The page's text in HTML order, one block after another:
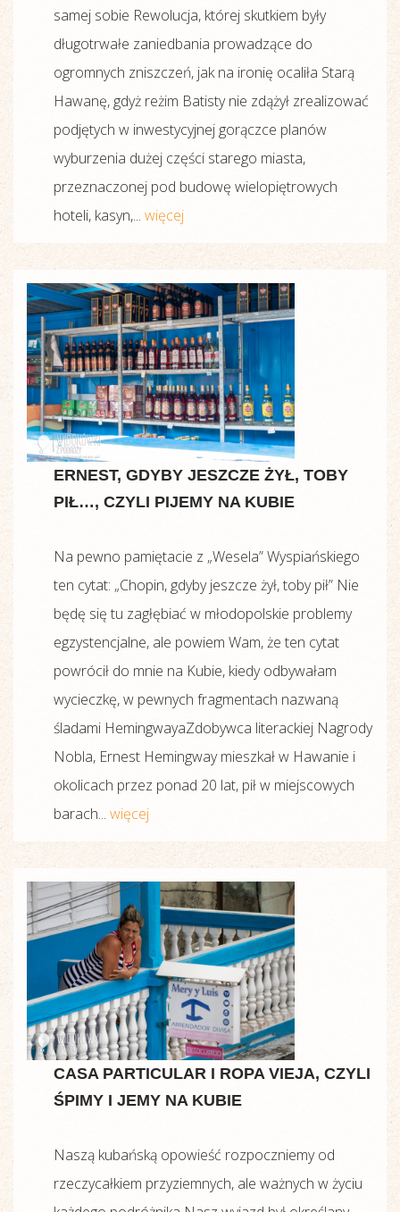
samej sobie Rewolucja, której skutkiem były
długotrwałe zaniedbania prowadzące do
ogromnych zniszczeń, jak na ironię ocaliła Starą
Hawanę, gdyż reżim Batisty nie zdążył zrealizować
podjętych w inwestycyjnej gorączce planów
wyburzenia dużej części starego miasta,
przeznaczonej pod budowę wielopiętrowych
hoteli, kasyn,... więcej
ERNEST, GDYBY JESZCZE ŻYŁ, TOBY
PIŁ…, CZYLI PIJEMY NA KUBIE
Na pewno pamiętacie z „Wesela” Wyspiańskiego
ten cytat: „Chopin, gdyby jeszcze żył, toby pił” Nie
będę się tu zagłębiać w młodopolskie problemy
egzystencjalne, ale powiem Wam, że ten cytat
powrócił do mnie na Kubie, kiedy odbywałam
wycieczkę, w pewnych fragmentach nazwaną
śladami HemingwayaZdobywca literackiej Nagrody
Nobla, Ernest Hemingway mieszkał w Hawanie i
okolicach przez ponad 20 lat, pił w miejscowych
barach... więcej
CASA PARTICULAR I ROPA VIEJA, CZYLI
ŚPIMY I JEMY NA KUBIE
Naszą kubańską opowieść rozpoczniemy od
rzeczycałkiem przyziemnych, ale ważnych w życiu